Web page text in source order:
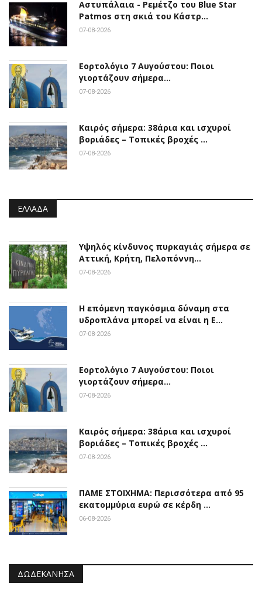
Αστυπάλαια - Ρεμέτζο του Blue Star
Patmos στη σκιά του Κάστρ…
07-08-2026
Εορτολόγιο 7 Αυγούστου: Ποιοι
γιορτάζουν σήμερα…
07-08-2026
Καιρός σήμερα: 38άρια και ισχυροί
βοριάδες – Τοπικές βροχές …
07-08-2026
ΕΛΛΆΔΑ
Υψηλός κίνδυνος πυρκαγιάς σήμερα σε
Αττική, Κρήτη, Πελοπόννη…
07-08-2026
Η επόμενη παγκόσμια δύναμη στα
υδροπλάνα μπορεί να είναι η Ε…
07-08-2026
Εορτολόγιο 7 Αυγούστου: Ποιοι
γιορτάζουν σήμερα…
07-08-2026
Καιρός σήμερα: 38άρια και ισχυροί
βοριάδες – Τοπικές βροχές …
07-08-2026
ΠΑΜΕ ΣΤΟΙΧΗΜΑ: Περισσότερα από 95
εκατομμύρια ευρώ σε κέρδη …
06-08-2026
ΔΩΔΕΚΆΝΗΣΑ